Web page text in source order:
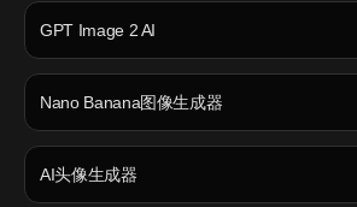
GPT Image 2 AI
Nano Banana图像生成器
AI头像生成器